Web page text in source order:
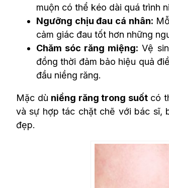
muộn có thể kéo dài quá trình
Ngưỡng chịu đau cá nhân:
cảm giác đau tốt hơn những
Chăm sóc răng miệng: Vệ
đồng thời đảm bảo hiệu quả
đầu niềng răng.
Mặc dù niềng răng trong suốtcó
và sự hợp tác chặt chẽ với bác sĩ,
đẹp.